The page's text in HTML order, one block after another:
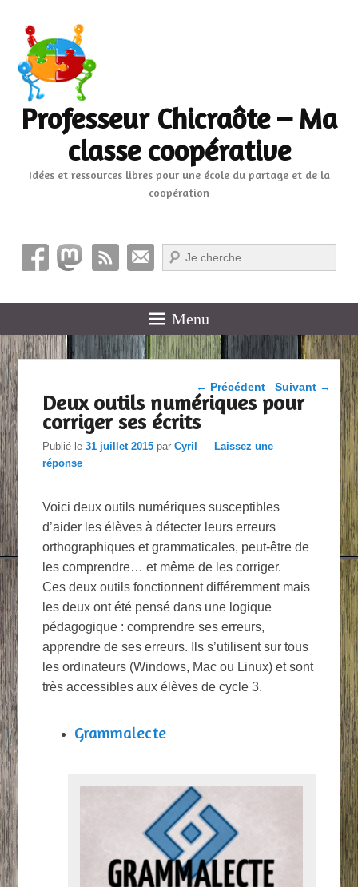
Professeur Chicraôte – Ma
classe coopérative
Idées et ressources libres pour une école du partage et de la
coopération
Recherche
Menu
Parcourir les articles
← Précédent Suivant →
Deux outils numériques pour
corriger ses écrits
Publié le31 juillet 2015 parCyril —Laissez une
réponse
Voici deux outils numériques susceptibles
d’aider les élèves à détecter leurs erreurs
orthographiques et grammaticales, peut-être de
les comprendre… et même de les corriger.
Ces deux outils fonctionnent différemment mais
les deux ont été pensé dans une logique
pédagogique : comprendre ses erreurs,
apprendre de ses erreurs. Ils s’utilisent sur tous
les ordinateurs (Windows, Mac ou Linux) et sont
très accessibles aux élèves de cycle 3.
Grammalecte